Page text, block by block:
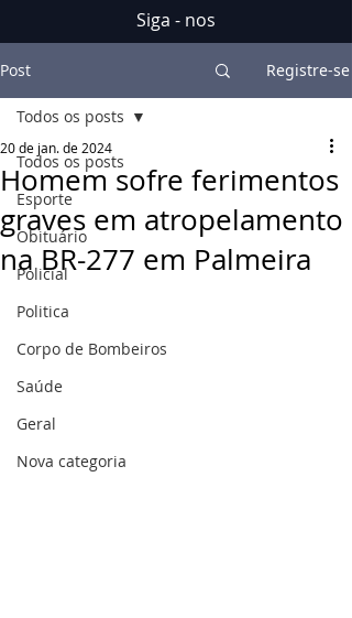
Siga - nos
Post Registre-se
Todos os posts
Esporte
Obituário
Policial
Politica
Corpo de Bombeiros
Saúde
Geral
Nova categoria
Todos os posts
Homem sofre ferimentos
graves em atropelamento
na BR-277 em Palmeira
20 de jan. de 2024